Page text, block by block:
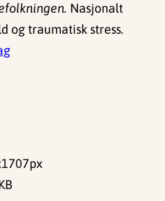
Nasjonalt
og traumatisk stress.